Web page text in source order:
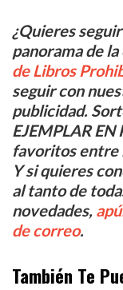
¿Quieres
panorama de
de Libros
seguir con
publicidad.
EJEMPLAR EN
favoritos entre
Y si quieres
al tanto de
novedades,
de correo.
También Te